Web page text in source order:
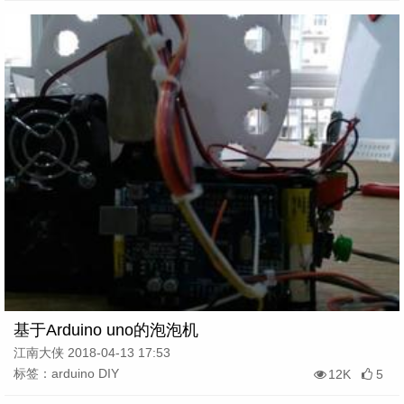
基于Arduino uno的泡泡机
江南大侠 2018-04-13 17:53
标签：arduino DIY
12K 5